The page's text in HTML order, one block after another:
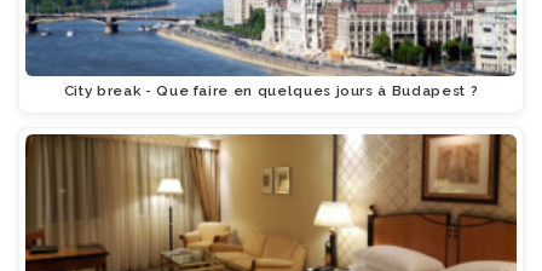
City break - Que faire en quelques jours à Budapest ?